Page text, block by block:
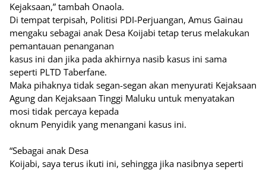
Kejaksaan,” tambah Onaola.
Di tempat terpisah, Politisi PDI-Perjuangan, Amus Gainau
mengaku sebagai anak Desa Koijabi tetap terus melakukan
pemantauan penanganan
kasus ini dan jika pada akhirnya nasib kasus ini sama
seperti PLTD Taberfane.
Maka pihaknya tidak segan-segan akan menyurati Kejaksaan
Agung dan Kejaksaan Tinggi Maluku untuk menyatakan
mosi tidak percaya kepada
oknum Penyidik yang menangani kasus ini.
“Sebagai anak Desa
Koijabi, saya terus ikuti ini, sehingga jika nasibnya seperti